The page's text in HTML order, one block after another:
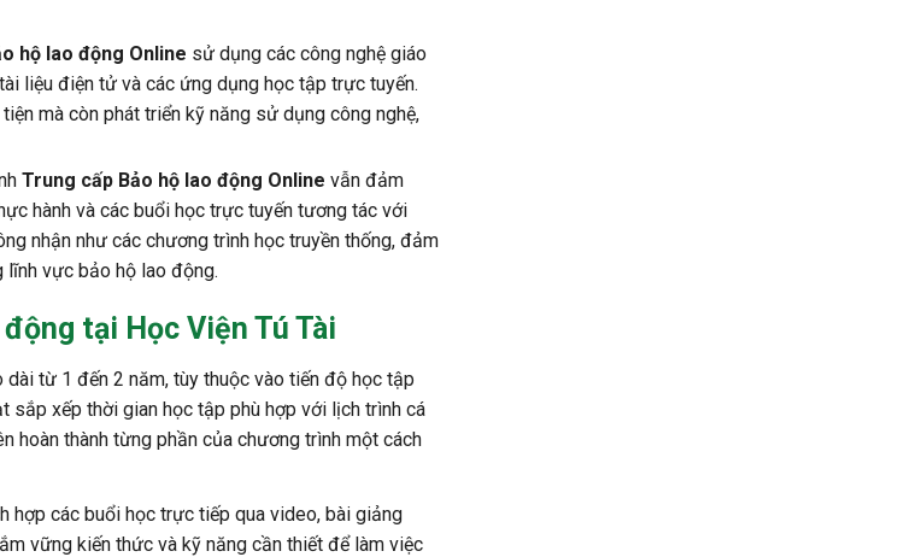
hộ lao động Online sử dụng các công nghệ giáo
liệu điện tử và các ứng dụng học tập trực tuyến.
mà còn phát triển kỹ năng sử dụng công nghệ,
Trung cấp Bảo hộ lao động Online vẫn đảm
hành và các buổi học trực tuyến tương tác với
nhận như các chương trình học truyền thống, đảm
vực bảo hộ lao động.
động tại Học Viện Tú Tài
dài từ 1 đến 2 năm, tùy thuộc vào tiến độ học tập
sắp xếp thời gian học tập phù hợp với lịch trình cá
hoàn thành từng phần của chương trình một cách
hợp các buổi học trực tiếp qua video, bài giảng
vững kiến thức và kỹ năng cần thiết để làm việc